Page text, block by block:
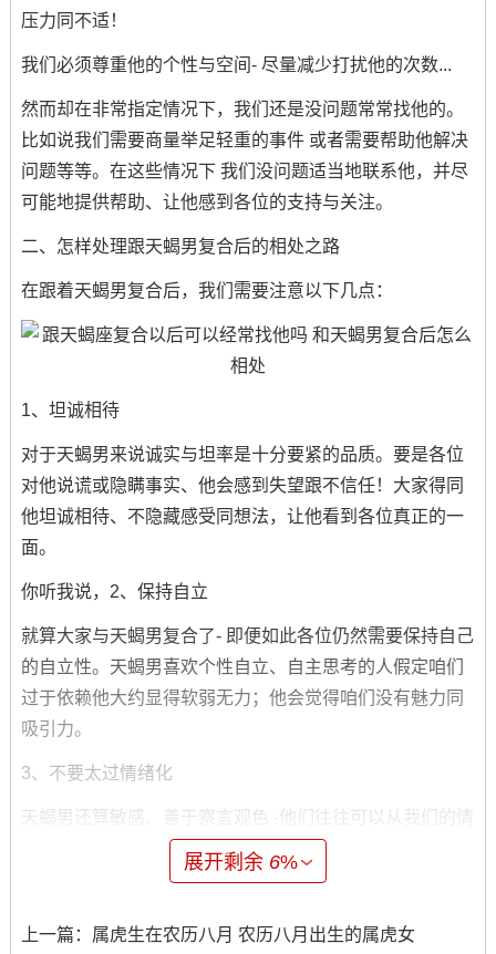
压力同不适！
我们必须尊重他的个性与空间- 尽量减少打扰他的次数...
然而却在非常指定情况下，我们还是没问题常常找他的。
比如说我们需要商量举足轻重的事件 或者需要帮助他解决
问题等等。在这些情况下 我们没问题适当地联系他，并尽
可能地提供帮助、让他感到各位的支持与关注。
二、怎样处理跟天蝎男复合后的相处之路
在跟着天蝎男复合后，我们需要注意以下几点：
1、坦诚相待
对于天蝎男来说诚实与坦率是十分要紧的品质。要是各位
对他说谎或隐瞒事实、他会感到失望跟不信任！大家得同
他坦诚相待、不隐藏感受同想法，让他看到各位真正的一
面。
你听我说，2、保持自立
就算大家与天蝎男复合了- 即便如此各位仍然需要保持自己
的自立性。天蝎男喜欢个性自立、自主思考的人假定咱们
过于依赖他大约显得软弱无力；他会觉得咱们没有魅力同
吸引力。
3、不要太过情绪化
天蝎男还算敏感、善于察言观色 -他们往往可以从我们的情
绪反应中读出各位内心的想法与感受！咱们必须注意控制
自己的情绪，不要过度情绪化抑或言过其实，否则他会感
展开剩余 6%
上一篇： 属虎生在农历八月 农历八月出生的属虎女